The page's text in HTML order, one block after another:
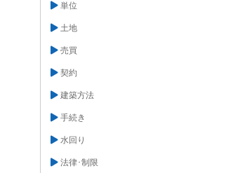
単位
土地
売買
契約
建築方法
手続き
水回り
法律･制限